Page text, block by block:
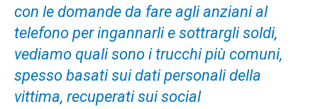
con le domande da fare agli anziani al
telefono per ingannarli e sottrargli soldi,
vediamo quali sono i trucchi più comuni,
spesso basati sui dati personali della
vittima, recuperati sui social